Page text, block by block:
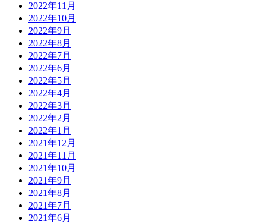
2022年11月
2022年10月
2022年9月
2022年8月
2022年7月
2022年6月
2022年5月
2022年4月
2022年3月
2022年2月
2022年1月
2021年12月
2021年11月
2021年10月
2021年9月
2021年8月
2021年7月
2021年6月